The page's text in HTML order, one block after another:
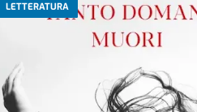
LETTERATURA